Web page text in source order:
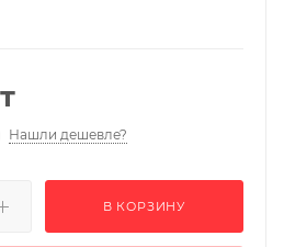
Нашли дешевле?
В КОРЗИНУ